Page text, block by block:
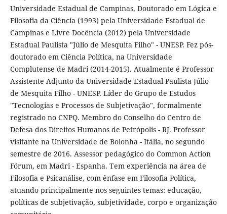
Universidade Estadual de Campinas, Doutorado em Lógica e
Filosofia da Ciência (1993) pela Universidade Estadual de
Campinas e Livre Docência (2012) pela Universidade
Estadual Paulista "Júlio de Mesquita Filho" - UNESP. Fez pós-
doutorado em Ciência Política, na Universidade
Complutense de Madri (2014-2015). Atualmente é Professor
Assistente Adjunto da Universidade Estadual Paulista Júlio
de Mesquita Filho - UNESP. Líder do Grupo de Estudos
"Tecnologias e Processos de Subjetivação", formalmente
registrado no CNPQ. Membro do Conselho do Centro de
Defesa dos Direitos Humanos de Petrópolis - RJ. Professor
visitante na Universidade de Bolonha - Itália, no segundo
semestre de 2016. Assessor pedagógico do Common Action
Fórum, em Madri - Espanha. Tem experiência na área de
Filosofia e Psicanálise, com ênfase em Filosofia Política,
atuando principalmente nos seguintes temas: educação,
políticas de subjetivação, subjetividade, corpo e organização